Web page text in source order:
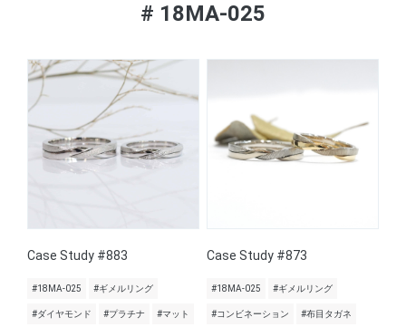
# 18MA-025
Case Study #883
#18MA-025 #ギメルリング
#ダイヤモンド #プラチナ #マット
Case Study #873
#18MA-025 #ギメルリング
#コンビネーション #布目タガネ